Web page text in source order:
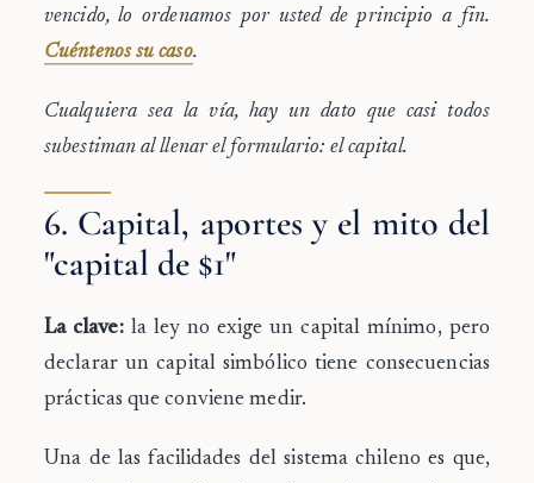
vencido, lo ordenamos por usted de principio a fin.
Cuéntenos su caso.
Cualquiera sea la vía, hay un dato que casi todos
subestiman al llenar el formulario: el capital.
6. Capital, aportes y el mito del
"capital de $1"
La clave:la ley no exige un capital mínimo, pero
declarar un capital simbólico tiene consecuencias
prácticas que conviene medir.
Una de las facilidades del sistema chileno es que,